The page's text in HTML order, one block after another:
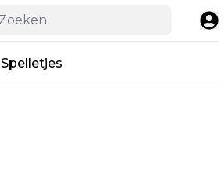
Spelletjes